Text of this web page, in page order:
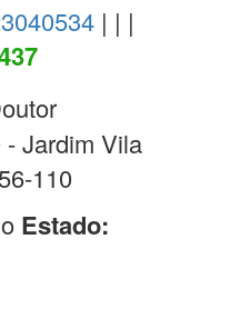
| | |
Jardim Vila
110
Estado: